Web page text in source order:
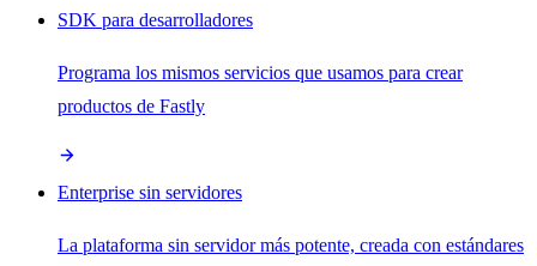
SDK para desarrolladores
Programa los mismos servicios que usamos para crear
productos de Fastly
Enterprise sin servidores
La plataforma sin servidor más potente, creada con estándares